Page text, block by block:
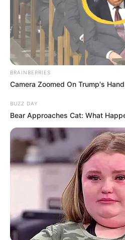
BRAINBERRIES
Camera Zoomed On Trump's
BUZZ DAY
Bear Approaches Cat: What